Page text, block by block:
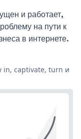
и работает,
на пути к
в интернете.
in, captivate, turn и